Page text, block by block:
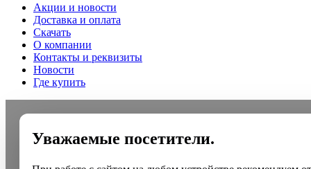
Акции и новости
Доставка и оплата
Скачать
О компании
Контакты и реквизиты
Новости
Где купить
Уважаемые посетители.